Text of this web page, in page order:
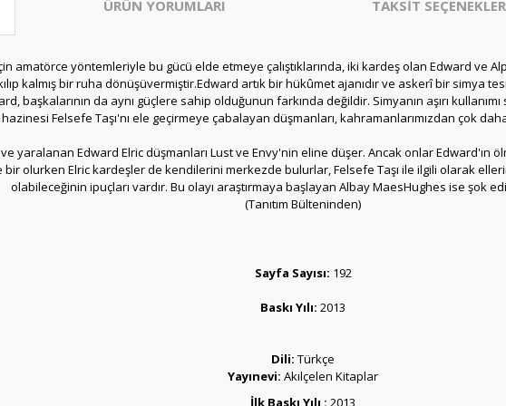
ÜRÜN YORUMLARI TAKSİT
amatörce yöntemleriyle bu gücü elde etmeye çalıştıklarında, iki kardeş olan Edward ve
kalmış bir ruha dönüşüvermiştir.Edward artık bir hükûmet ajanıdır ve askerî bir simya
başkalarının da aynı güçlere sahip olduğunun farkında değildir. Simyanın aşırı
Felsefe Taşı'nı ele geçirmeye çabalayan düşmanları, kahramanlarımızdan çok
ve yaralanan Edward Elric düşmanları Lust ve Envy'nin eline düşer. Ancak onlar Edward'ın
olurken Elric kardeşler de kendilerini merkezde bulurlar, Felsefe Taşı ile ilgili olarak
olabileceğinin ipuçları vardır. Bu olayı araştırmaya başlayan Albay MaesHughes ise şok
(Tanıtım Bülteninden)
Sayfa Sayısı: 192
Baskı Yılı: 2013
Dili: Türkçe
Yayınevi: Akılçelen Kitaplar
İlk Baskı Yılı : 2013